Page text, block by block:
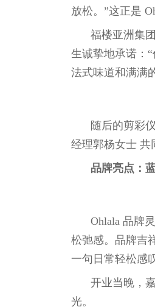
放松。”这正是
福楼亚洲集
生诚挚地承诺：
法式味道和满满
随后的剪彩
经理郭杨女士 共
品牌亮点：
Ohlala 品牌
松弛感。品牌吉
一句日常轻松感
开业当晚，
光。